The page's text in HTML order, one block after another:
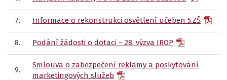
7. Informace o rekonstrukci osvětlení učeben 5.ZŠ
8. Podání žádosti o dotaci – 28. výzva IROP
9.
Smlouva o zabezpečení reklamy a poskytování
marketingových služeb